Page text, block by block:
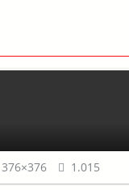
376×376 1.015